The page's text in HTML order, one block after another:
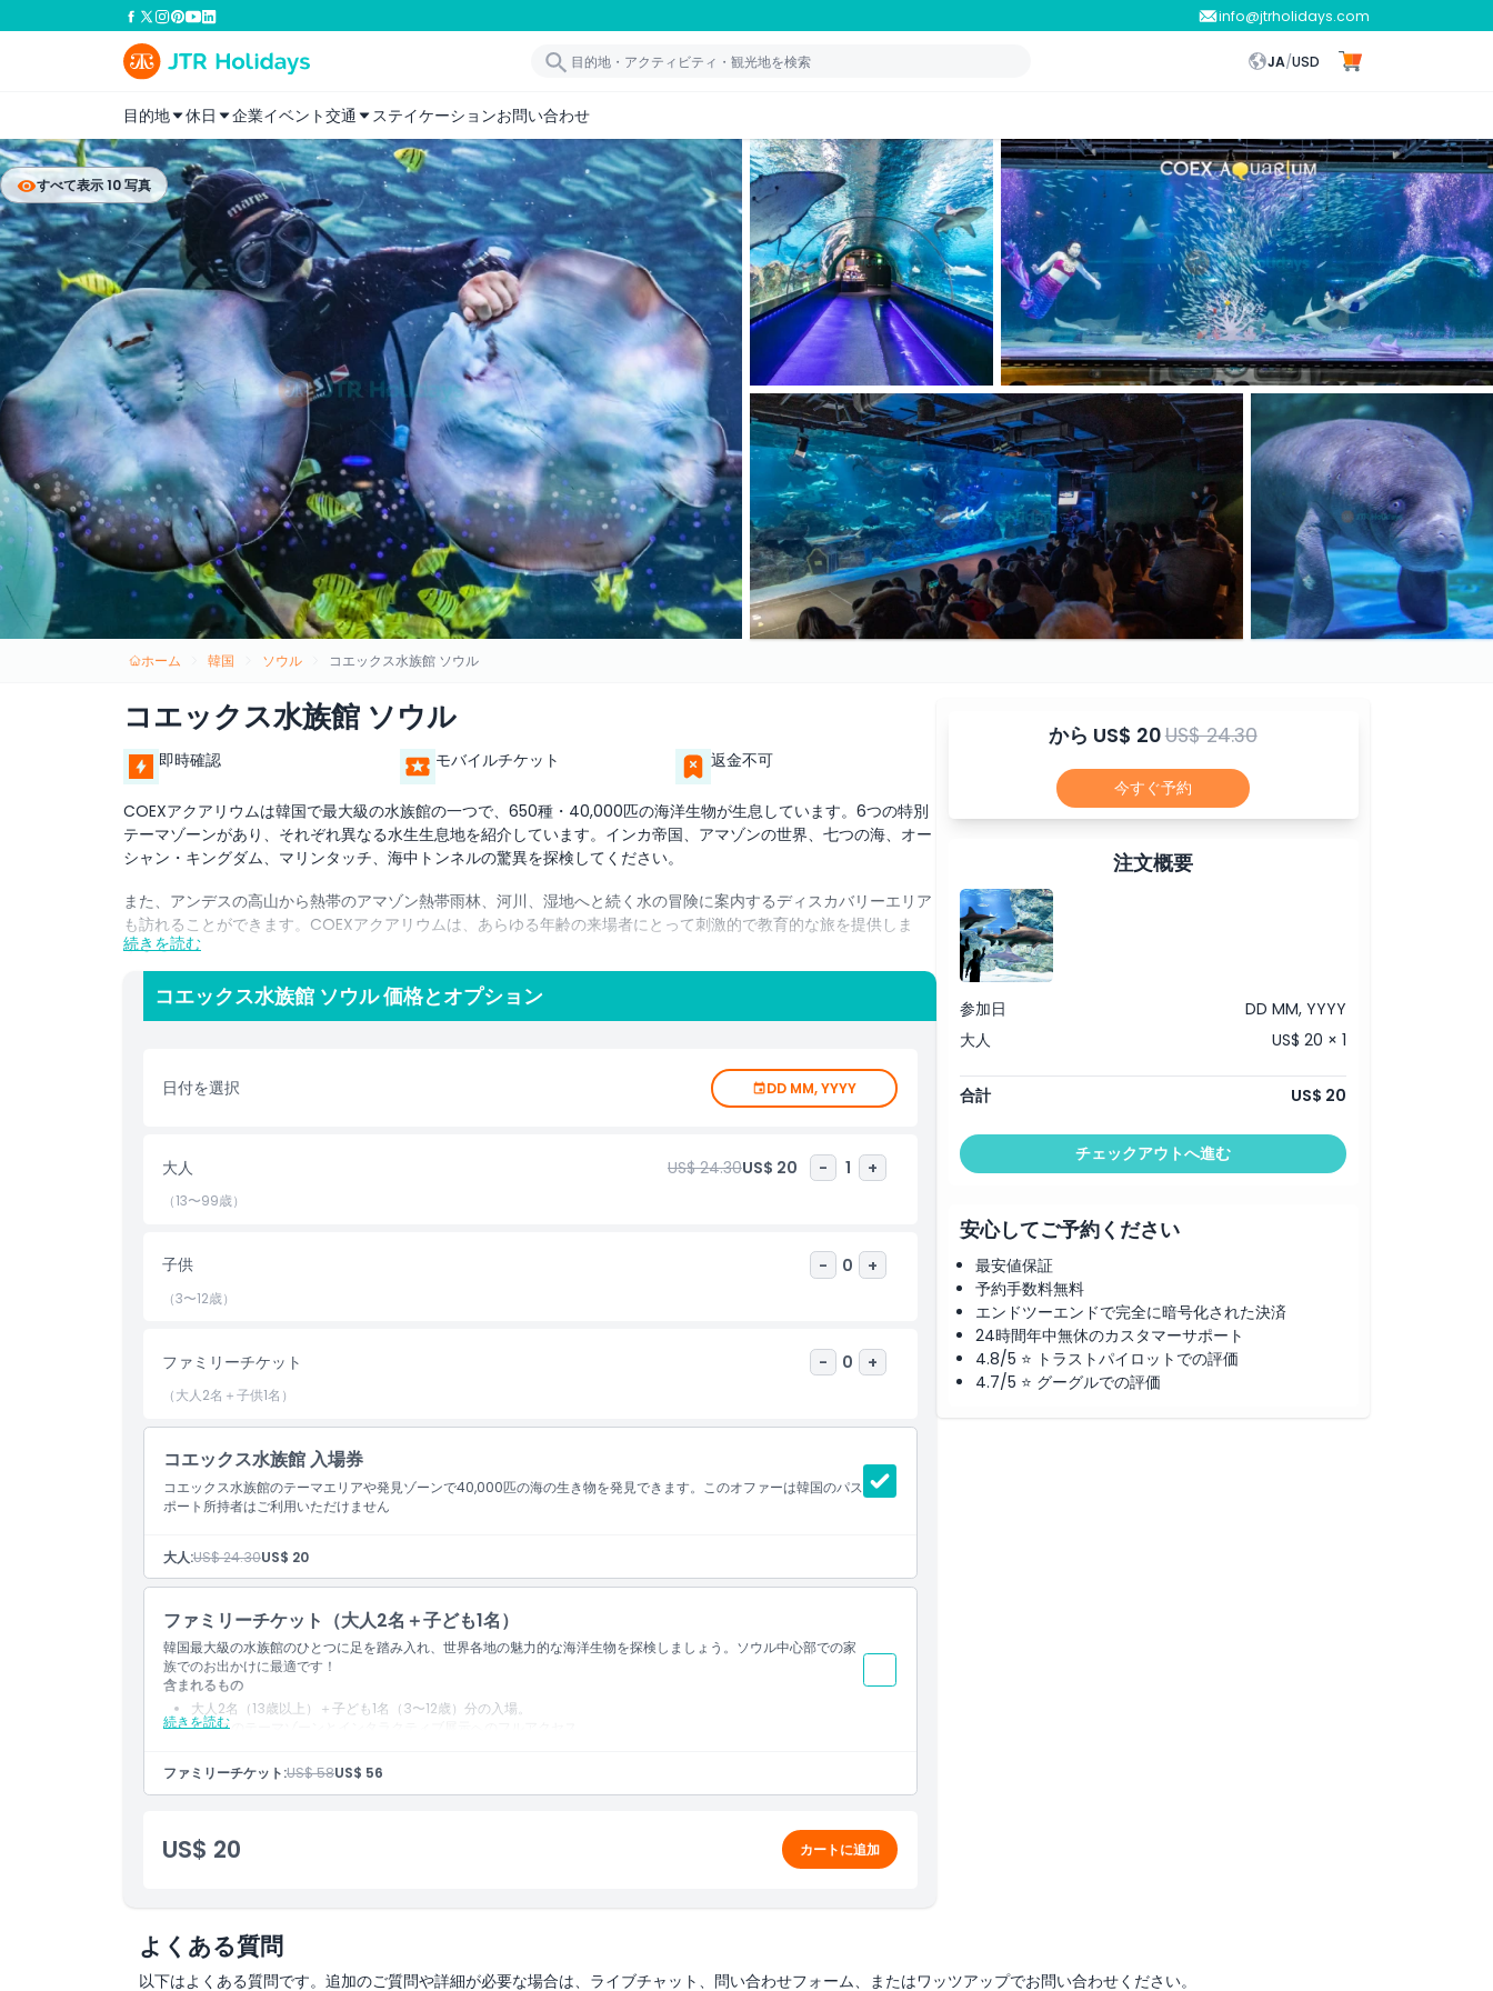
info@jtrholidays.com
JA/USD
目的地 休日 企業イベント交通 ステイケーションお問い合わせ
すべて表示 10 写真
ホーム 韓国 ソウル コエックス水族館 ソウル
コエックス水族館 ソウル
即時確認 モバイルチケット 返金不可
COEXアクアリウムは韓国で最大級の水族館の一つで、650種・40,000匹の海洋生物が生息しています。6つの特別
テーマゾーンがあり、それぞれ異なる水生生息地を紹介しています。インカ帝国、アマゾンの世界、七つの海、オー
シャン・キングダム、マリンタッチ、海中トンネルの驚異を探検してください。
また、アンデスの高山から熱帯のアマゾン熱帯雨林、河川、湿地へと続く水の冒険に案内するディスカバリーエリア
も訪れることができます。COEXアクアリウムは、あらゆる年齢の来場者にとって刺激的で教育的な旅を提供しま
す！
ハイライト
含まれるもの
除外事項
営業時間
行き方
キャンセルポリシー
続きを読む
コエックス水族館 ソウル 価格とオプション
日付を選択 DD MM, YYYY
大人 US$ 24.30US$ 20 - 1 +
（13〜99歳）
子供 - 0 +
（3〜12歳）
ファミリーチケット - 0 +
（大人2名＋子供1名）
コエックス水族館 入場券
コエックス水族館のテーマエリアや発見ゾーンで40,000匹の海の生き物を発見できます。このオファーは韓国のパス
ポート所持者はご利用いただけません
大人:US$ 24.30US$ 20
ファミリーチケット（大人2名＋子ども1名）
韓国最大級の水族館のひとつに足を踏み入れ、世界各地の魅力的な海洋生物を探検しましょう。ソウル中心部での家
族でのお出かけに最適です！
続きを読む
含まれるもの
大人2名（13歳以上）＋子ども1名（3〜12歳）分の入場。
すべてのテーマゾーンとインタラクティブ展示へのフルアクセス。
ファミリーチケット:US$ 58US$ 56
US$ 20 カートに追加
から US$ 20US$ 24.30
今すぐ予約
注文概要
参加日
DD MM, YYYY
大人
US$ 20 × 1
合計 US$ 20
チェックアウトへ進む
安心してご予約ください
最安値保証
予約手数料無料
エンドツーエンドで完全に暗号化された決済
24時間年中無休のカスタマーサポート
4.8/5 ⭐ トラストパイロットでの評価
4.7/5 ⭐ グーグルでの評価
よくある質問
以下はよくある質問です。追加のご質問や詳細が必要な場合は、ライブチャット、問い合わせフォーム、またはワッツアップでお問い合わせください。